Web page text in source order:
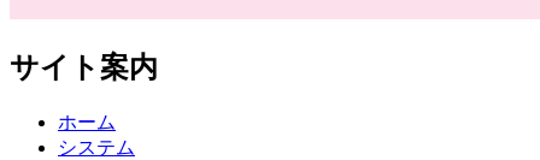
サイト案内
ホーム
システム